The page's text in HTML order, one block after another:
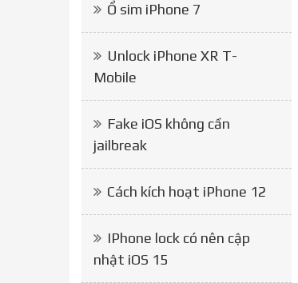
Ổ sim iPhone 7
Unlock iPhone XR T-
Mobile
Fake iOS không cần
jailbreak
Cách kích hoạt iPhone 12
IPhone lock có nên cập
nhật iOS 15